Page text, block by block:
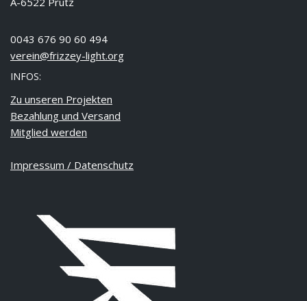
0043 676 90 60 494
verein@frizzey-light.org
INFOS:
Zu unseren Projekten
Bezahlung und Versand
Mitglied werden
Impressum / Datenschutz